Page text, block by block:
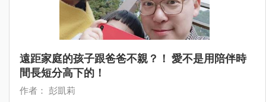
遠距家庭的孩子跟爸爸不親？！ 愛不是用陪伴時
間長短分高下的！
作者： 彭凱莉